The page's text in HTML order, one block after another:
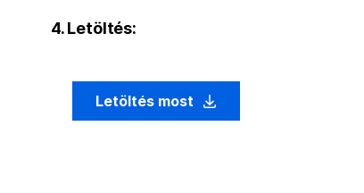
4. Letöltés:
Letöltés most